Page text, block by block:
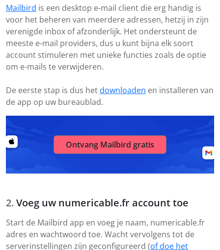
Mailbird is een desktop e-mail client die erg handig is
voor het beheren van meerdere adressen, hetzij in zijn
verenigde inbox of afzonderlijk. Het ondersteunt de
meeste e-mail providers, dus u kunt bijna elk soort
account stimuleren met unieke functies zoals de optie
om e-mails te verwijderen.
De eerste stap is dus het downloaden en installeren van
de app op uw bureaublad.
Ontvang Mailbird gratis
Voeg uw numericable.fr account toe
Start de Mailbird app en voeg je naam, numericable.fr
adres en wachtwoord toe. Wacht vervolgens tot de
serverinstellingen zijn geconfigureerd (of doe het